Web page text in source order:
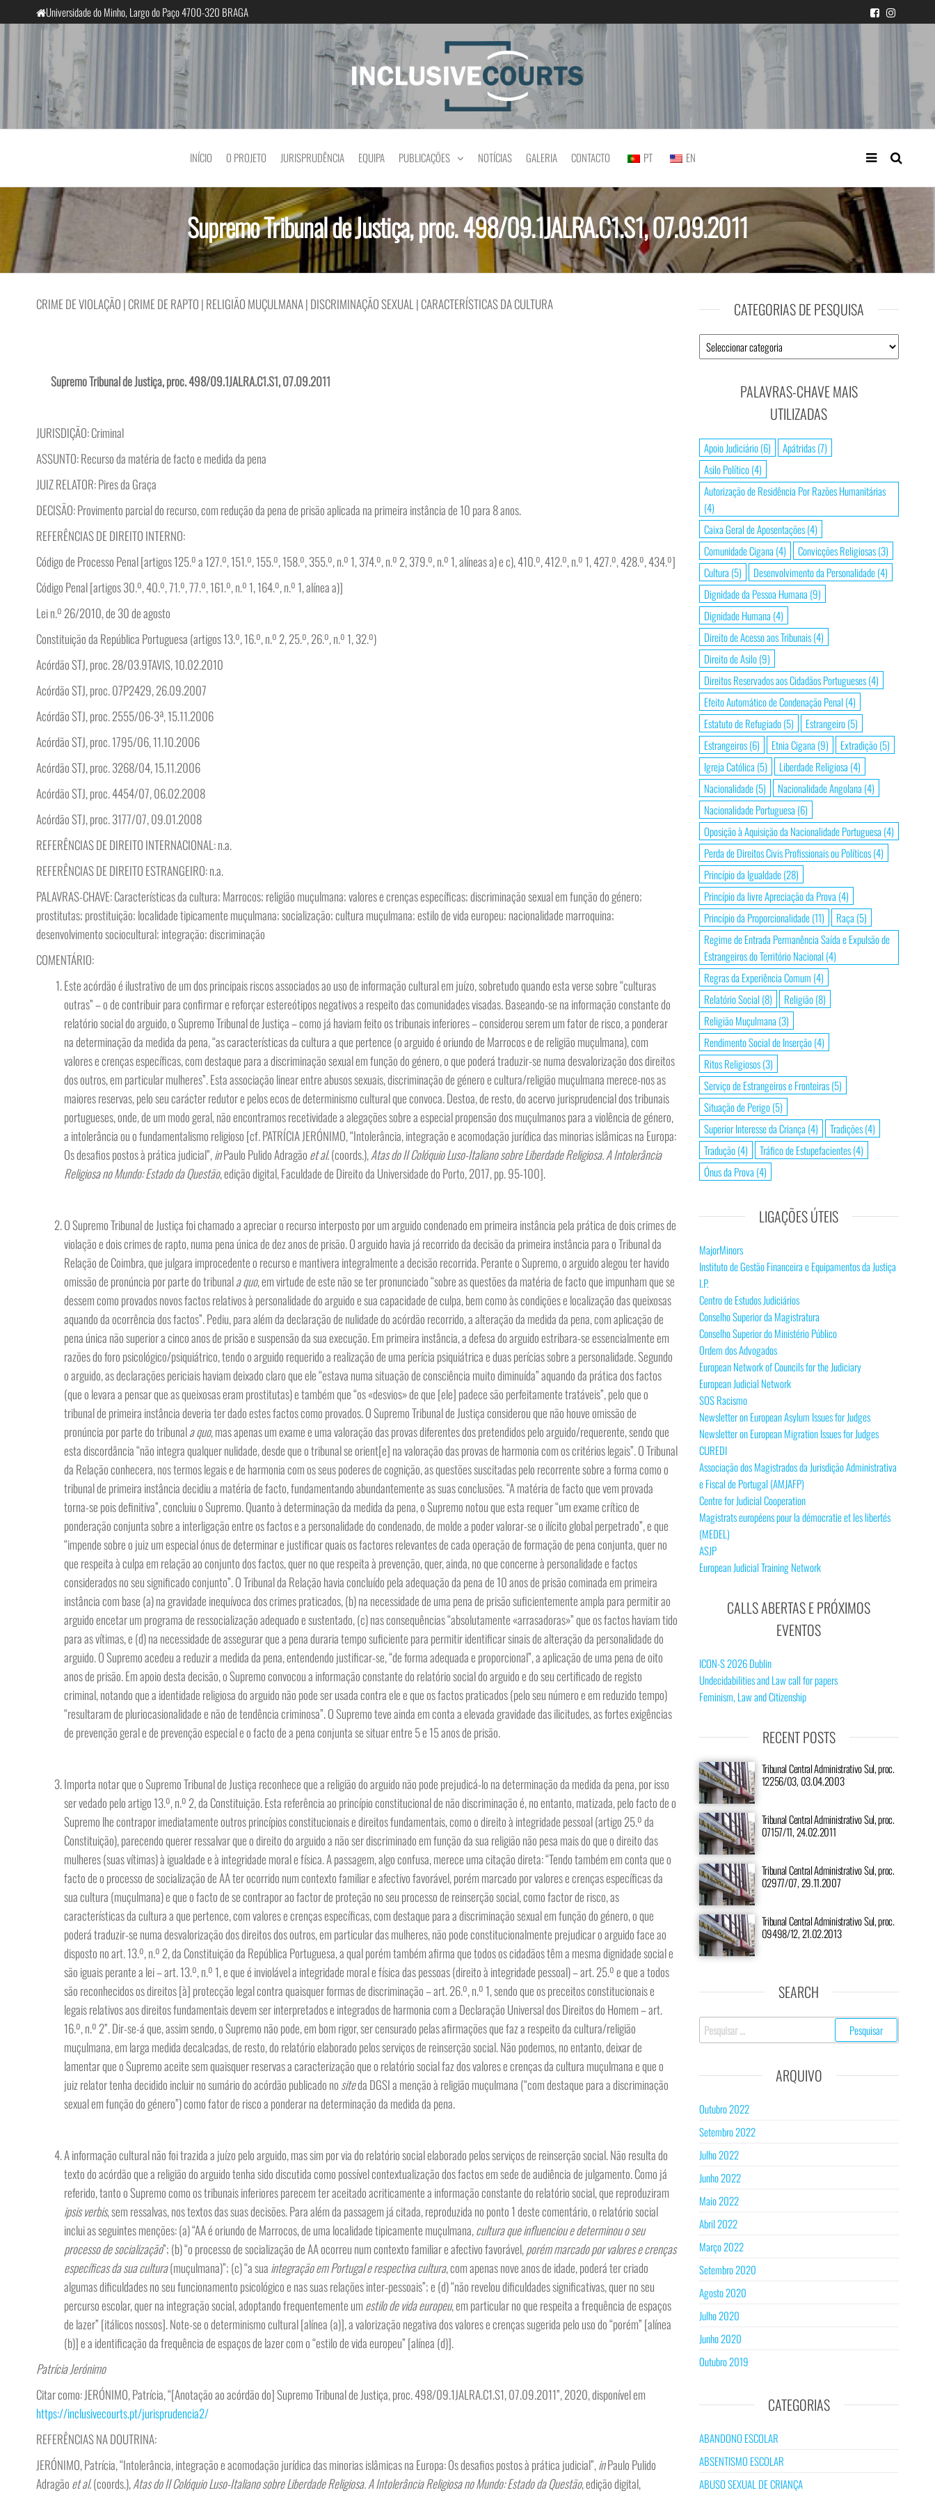
para
Universidade do Minho, Largo do Paço 4700-320 BRAGA
InclusiveCourts Igualdade e diferença cultural na prática judicial portuguesa
INÍCIO O PROJETO JURISPRUDÊNCIA EQUIPA PUBLICAÇÕES NOTÍCIAS GALERIA CONTACTO PT EN
Supremo Tribunal de Justiça, proc. 498/09.1JALRA.C1.S1, 07.09.2011
CRIME DE VIOLAÇÃO | CRIME DE RAPTO | RELIGIÃO MUÇULMANA | DISCRIMINAÇÃO SEXUAL | CARACTERÍSTICAS DA CULTURA
Supremo Tribunal de Justiça, proc. 498/09.1JALRA.C1.S1, 07.09.2011
JURISDIÇÃO: Criminal
ASSUNTO: Recurso da matéria de facto e medida da pena
JUIZ RELATOR: Pires da Graça
DECISÃO: Provimento parcial do recurso, com redução da pena de prisão aplicada na primeira instância de 10 para 8 anos.
REFERÊNCIAS DE DIREITO INTERNO:
Código de Processo Penal [artigos 125.º a 127.º, 151.º, 155.º, 158.º, 355.º, n.º 1, 374.º, n.º 2, 379.º, n.º 1, alíneas a) e c), 410.º, 412.º, n.º 1, 427.º, 428.º, 434.º]
Código Penal [artigos 30.º, 40.º, 71.º, 77.º, 161.º, n.º 1, 164.º, n.º 1, alínea a)]
Lei n.º 26/2010, de 30 de agosto
Constituição da República Portuguesa (artigos 13.º, 16.º, n.º 2, 25.º, 26.º, n.º 1, 32.º)
Acórdão STJ, proc. 28/03.9TAVIS, 10.02.2010
Acórdão STJ, proc. 07P2429, 26.09.2007
Acórdão STJ, proc. 2555/06-3ª, 15.11.2006
Acórdão STJ, proc. 1795/06, 11.10.2006
Acórdão STJ, proc. 3268/04, 15.11.2006
Acórdão STJ, proc. 4454/07, 06.02.2008
Acórdão STJ, proc. 3177/07, 09.01.2008
REFERÊNCIAS DE DIREITO INTERNACIONAL: n.a.
REFERÊNCIAS DE DIREITO ESTRANGEIRO: n.a.
PALAVRAS-CHAVE: Características da cultura; Marrocos; religião muçulmana; valores e crenças específicas; discriminação sexual em função do género;
prostitutas; prostituição; localidade tipicamente muçulmana; socialização; cultura muçulmana; estilo de vida europeu; nacionalidade marroquina;
desenvolvimento sociocultural; integração; discriminação
COMENTÁRIO:
Este acórdão é ilustrativo de um dos principais riscos associados ao uso de informação cultural em juízo, sobretudo quando esta verse sobre “culturas
outras” – o de contribuir para confirmar e reforçar estereótipos negativos a respeito das comunidades visadas. Baseando-se na informação constante do
relatório social do arguido, o Supremo Tribunal de Justiça – como já haviam feito os tribunais inferiores – considerou serem um fator de risco, a ponderar
na determinação da medida da pena, “as características da cultura a que pertence (o arguido é oriundo de Marrocos e de religião muçulmana), com
valores e crenças específicas, com destaque para a discriminação sexual em função do género, o que poderá traduzir-se numa desvalorização dos direitos
dos outros, em particular mulheres”. Esta associação linear entre abusos sexuais, discriminação de género e cultura/religião muçulmana merece-nos as
maiores reservas, pelo seu carácter redutor e pelos ecos de determinismo cultural que convoca. Destoa, de resto, do acervo jurisprudencial dos tribunais
portugueses, onde, de um modo geral, não encontramos recetividade a alegações sobre a especial propensão dos muçulmanos para a violência de género,
a intolerância ou o fundamentalismo religioso [cf. PATRÍCIA JERÓNIMO, “Intolerância, integração e acomodação jurídica das minorias islâmicas na Europa:
Os desafios postos à prática judicial”,inPaulo Pulido Adragão et al.(coords.),Atas do II Colóquio Luso-Italiano sobre Liberdade Religiosa. A Intolerância
Religiosa no Mundo: Estado da Questão, edição digital, Faculdade de Direito da Universidade do Porto, 2017, pp. 95-100].
O Supremo Tribunal de Justiça foi chamado a apreciar o recurso interposto por um arguido condenado em primeira instância pela prática de dois crimes de
violação e dois crimes de rapto, numa pena única de dez anos de prisão. O arguido havia já recorrido da decisão da primeira instância para o Tribunal da
Relação de Coimbra, que julgara improcedente o recurso e mantivera integralmente a decisão recorrida. Perante o Supremo, o arguido alegou ter havido
omissão de pronúncia por parte do tribunala quo, em virtude de este não se ter pronunciado “sobre as questões da matéria de facto que impunham que se
dessem como provados novos factos relativos à personalidade do arguido e sua capacidade de culpa, bem como às condições e localização das queixosas
aquando da ocorrência dos factos”. Pediu, para além da declaração de nulidade do acórdão recorrido, a alteração da medida da pena, com aplicação de
pena única não superior a cinco anos de prisão e suspensão da sua execução. Em primeira instância, a defesa do arguido estribara-se essencialmente em
razões do foro psicológico/psiquiátrico, tendo o arguido requerido a realização de uma perícia psiquiátrica e duas perícias sobre a personalidade. Segundo
o arguido, as declarações periciais haviam deixado claro que ele “estava numa situação de consciência muito diminuída” aquando da prática dos factos
(que o levara a pensar que as queixosas eram prostitutas) e também que “os «desvios» de que [ele] padece são perfeitamente tratáveis”, pelo que o
tribunal de primeira instância deveria ter dado estes factos como provados. O Supremo Tribunal de Justiça considerou que não houve omissão de
pronúncia por parte do tribunala quo, mas apenas um exame e uma valoração das provas diferentes dos pretendidos pelo arguido/requerente, sendo que
esta discordância “não integra qualquer nulidade, desde que o tribunal se orient[e] na valoração das provas de harmonia com os critérios legais”. O Tribunal
da Relação conhecera, nos termos legais e de harmonia com os seus poderes de cognição, as questões suscitadas pelo recorrente sobre a forma como o
tribunal de primeira instância decidiu a matéria de facto, fundamentando abundantemente as suas conclusões. “A matéria de facto que vem provada
torna-se pois definitiva”, concluiu o Supremo. Quanto à determinação da medida da pena, o Supremo notou que esta requer “um exame crítico de
ponderação conjunta sobre a interligação entre os factos e a personalidade do condenado, de molde a poder valorar-se o ilícito global perpetrado”, e que
“impende sobre o juiz um especial ónus de determinar e justificar quais os factores relevantes de cada operação de formação de pena conjunta, quer no
que respeita à culpa em relação ao conjunto dos factos, quer no que respeita à prevenção, quer, ainda, no que concerne à personalidade e factos
considerados no seu significado conjunto”. O Tribunal da Relação havia concluído pela adequação da pena de 10 anos de prisão cominada em primeira
instância com base (a) na gravidade inequívoca dos crimes praticados, (b) na necessidade de uma pena de prisão suficientemente ampla para permitir ao
arguido encetar um programa de ressocialização adequado e sustentado, (c) nas consequências “absolutamente «arrasadoras»” que os factos haviam tido
para as vítimas, e (d) na necessidade de assegurar que a pena duraria tempo suficiente para permitir identificar sinais de alteração da personalidade do
arguido. O Supremo acedeu a reduzir a medida da pena, entendendo justificar-se, “de forma adequada e proporcional”, a aplicação de uma pena de oito
anos de prisão. Em apoio desta decisão, o Supremo convocou a informação constante do relatório social do arguido e do seu certificado de registo
criminal, notando que a identidade religiosa do arguido não pode ser usada contra ele e que os factos praticados (pelo seu número e em reduzido tempo)
“resultaram de pluriocasionalidade e não de tendência criminosa”. O Supremo teve ainda em conta a elevada gravidade das ilicitudes, as fortes exigências
de prevenção geral e de prevenção especial e o facto de a pena conjunta se situar entre 5 e 15 anos de prisão.
Importa notar que o Supremo Tribunal de Justiça reconhece que a religião do arguido não pode prejudicá-lo na determinação da medida da pena, por isso
ser vedado pelo artigo 13.º, n.º 2, da Constituição. Esta referência ao princípio constitucional de não discriminação é, no entanto, matizada, pelo facto de o
Supremo lhe contrapor imediatamente outros princípios constitucionais e direitos fundamentais, como o direito à integridade pessoal (artigo 25.º da
Constituição), parecendo querer ressalvar que o direito do arguido a não ser discriminado em função da sua religião não pesa mais do que o direito das
mulheres (suas vítimas) à igualdade e à integridade moral e física. A passagem, algo confusa, merece uma citação direta: “Tendo também em conta que o
facto de o processo de socialização de AA ter ocorrido num contexto familiar e afectivo favorável, porém marcado por valores e crenças específicas da
sua cultura (muçulmana) e que o facto de se contrapor ao factor de proteção no seu processo de reinserção social, como factor de risco, as
características da cultura a que pertence, com valores e crenças específicas, com destaque para a discriminação sexual em função do género, o que
poderá traduzir-se numa desvalorização dos direitos dos outros, em particular das mulheres, não pode constitucionalmente prejudicar o arguido face ao
disposto no art. 13.º, n.º 2, da Constituição da República Portuguesa, a qual porém também afirma que todos os cidadãos têm a mesma dignidade social e
são iguais perante a lei – art. 13.º, n.º 1, e que é inviolável a integridade moral e física das pessoas (direito à integridade pessoal) – art. 25.º e que a todos
são reconhecidos os direitos [à] protecção legal contra quaisquer formas de discriminação – art. 26.º, n.º 1, sendo que os preceitos constitucionais e
legais relativos aos direitos fundamentais devem ser interpretados e integrados de harmonia com a Declaração Universal dos Direitos do Homem – art.
16.º, n.º 2”. Dir-se-á que, assim sendo, o Supremo não pode, em bom rigor, ser censurado pelas afirmações que faz a respeito da cultura/religião
muçulmana, em larga medida decalcadas, de resto, do relatório elaborado pelos serviços de reinserção social. Não podemos, no entanto, deixar de
lamentar que o Supremo aceite sem quaisquer reservas a caracterização que o relatório social faz dos valores e crenças da cultura muçulmana e que o
juiz relator tenha decidido incluir no sumário do acórdão publicado no siteda DGSI a menção à religião muçulmana (“com destaque para a discriminação
sexual em função do género”) como fator de risco a ponderar na determinação da medida da pena.
A informação cultural não foi trazida a juízo pelo arguido, mas sim por via do relatório social elaborado pelos serviços de reinserção social. Não resulta do
texto do acórdão que a religião do arguido tenha sido discutida como possível contextualização dos factos em sede de audiência de julgamento. Como já
referido, tanto o Supremo como os tribunais inferiores parecem ter aceitado acriticamente a informação constante do relatório social, que reproduziram
ipsis verbis, sem ressalvas, nos textos das suas decisões. Para além da passagem já citada, reproduzida no ponto 1 deste comentário, o relatório social
inclui as seguintes menções: (a) “AA é oriundo de Marrocos, de uma localidade tipicamente muçulmana,cultura que influenciou e determinou o seu
processo de socialização”; (b) “o processo de socialização de AA ocorreu num contexto familiar e afectivo favorável,porém marcado por valores e crenças
específicas da sua cultura(muçulmana)”; (c) “a sua integração em Portugal e respectiva cultura, com apenas nove anos de idade, poderá ter criado
algumas dificuldades no seu funcionamento psicológico e nas suas relações inter-pessoais”; e (d) “não revelou dificuldades significativas, quer no seu
percurso escolar, quer na integração social, adoptando frequentemente um estilo de vida europeu, em particular no que respeita a frequência de espaços
de lazer” [itálicos nossos]. Note-se o determinismo cultural [alínea (a)], a valorização negativa dos valores e crenças sugerida pelo uso do “porém” [alínea
(b)] e a identificação da frequência de espaços de lazer com o “estilo de vida europeu” [alínea (d)].
Patrícia Jerónimo
Citar como: JERÓNIMO, Patrícia, “[Anotação ao acórdão do] Supremo Tribunal de Justiça, proc. 498/09.1JALRA.C1.S1, 07.09.2011”, 2020, disponível em
https://inclusivecourts.pt/jurisprudencia2/
REFERÊNCIAS NA DOUTRINA:
JERÓNIMO, Patrícia, “Intolerância, integração e acomodação jurídica das minorias islâmicas na Europa: Os desafios postos à prática judicial”,inPaulo Pulido
Adragão et al.(coords.),Atas do II Colóquio Luso-Italiano sobre Liberdade Religiosa. A Intolerância Religiosa no Mundo: Estado da Questão, edição digital,
CATEGORIAS DE PESQUISA
Categorias
de
PALAVRAS-CHAVE MAIS
UTILIZADAS
Apoio Judiciário(6) Apátridas(7)
Asilo Político(4)
Autorização de Residência Por Razões Humanitárias
(4)
Caixa Geral de Aposentações(4)
Comunidade Cigana (4) Convicções Religiosas(3)
Cultura (5) Desenvolvimento da Personalidade(4)
Dignidade da Pessoa Humana (9)
Dignidade Humana (4)
Direito de Acesso aos Tribunais(4)
Direito de Asilo(9)
Direitos Reservados aos Cidadãos Portugueses(4)
Efeito Automático de Condenação Penal (4)
Estatuto de Refugiado(5) Estrangeiro(5)
Estrangeiros(6) Etnia Cigana (9) Extradição(5)
Igreja Católica (5) Liberdade Religiosa (4)
Nacionalidade(5) Nacionalidade Angolana (4)
Nacionalidade Portuguesa (6)
Oposição à Aquisição da Nacionalidade Portuguesa (4)
Perda de Direitos Civis Profissionais ou Políticos(4)
Princípio da Igualdade(28)
Princípio da livre Apreciação da Prova (4)
Princípio da Proporcionalidade(11) Raça (5)
Regime de Entrada Permanência Saída e Expulsão de
Estrangeiros do Território Nacional (4)
Regras da Experiência Comum (4)
Relatório Social (8) Religião(8)
Religião Muçulmana (3)
Rendimento Social de Inserção(4)
Ritos Religiosos(3)
Serviço de Estrangeiros e Fronteiras(5)
Situação de Perigo(5)
Superior Interesse da Criança (4) Tradições(4)
Tradução(4) Tráfico de Estupefacientes(4)
Ónus da Prova (4)
LIGAÇÕES ÚTEIS
MajorMinors
Instituto de Gestão Financeira e Equipamentos da Justiça
I.P.
Centro de Estudos Judiciários
Conselho Superior da Magistratura
Conselho Superior do Ministério Público
Ordem dos Advogados
European Network of Councils for the Judiciary
European Judicial Network
SOS Racismo
Newsletter on European Asylum Issues for Judges
Newsletter on European Migration Issues for Judges
CUREDI
Associação dos Magistrados da Jurisdição Administrativa
e Fiscal de Portugal (AMJAFP)
Centre for Judicial Cooperation
Magistrats européens pour la démocratie et les libertés
(MEDEL)
ASJP
European Judicial Training Network
CALLS ABERTAS E PRÓXIMOS
EVENTOS
ICON-S 2026 Dublin
Undecidabilities and Law call for papers
Feminism, Law and Citizenship
RECENT POSTS
Tribunal Central Administrativo Sul, proc.
12256/03, 03.04.2003
Tribunal Central Administrativo Sul, proc.
07157/11, 24.02.2011
Tribunal Central Administrativo Sul, proc.
02977/07, 29.11.2007
Tribunal Central Administrativo Sul, proc.
09498/12, 21.02.2013
SEARCH
Pesquisar
por:
ARQUIVO
Outubro 2022
Setembro 2022
Julho 2022
Junho 2022
Maio 2022
Abril 2022
Março 2022
Setembro 2020
Agosto 2020
Julho 2020
Junho 2020
Outubro 2019
CATEGORIAS
ABANDONO ESCOLAR
ABSENTISMO ESCOLAR
ABUSO SEXUAL DE CRIANÇA